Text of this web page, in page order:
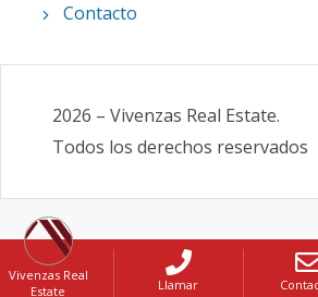
Vivenzas Real
Estate
Llamar
Contacto
2026 – Vivenzas Real Estate.
Todos los derechos reservados